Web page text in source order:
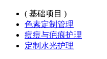
( 基础项目 )
色素定制管理
痘痘与疤痕护理
定制水光护理